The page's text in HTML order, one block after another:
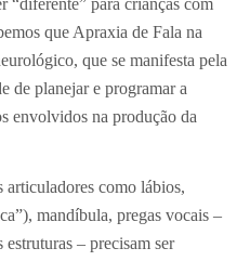
“diferente” para crianças com
que Apraxia de Fala na
que se manifesta pela
de planejar e programar a
envolvidos na produção da
como lábios,
mandíbula, pregas vocais –
estruturas – precisam ser